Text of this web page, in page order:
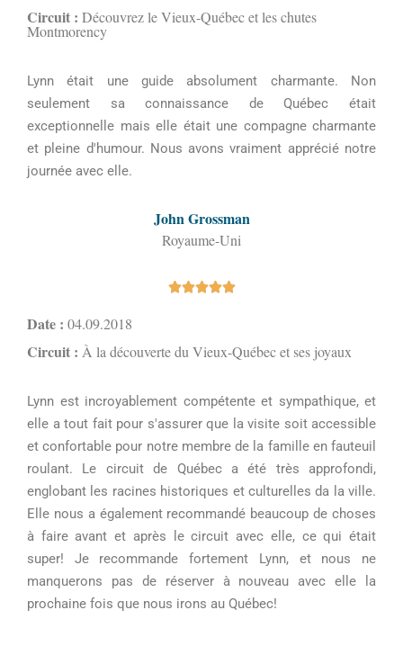
Circuit : Découvrez le Vieux-Québec et les chutes
Montmorency
Lynn était une guide absolument charmante. Non
seulement sa connaissance de Québec était
exceptionnelle mais elle était une compagne charmante
et pleine d'humour. Nous avons vraiment apprécié notre
journée avec elle.
John Grossman
Royaume-Uni

Date : 04.09.2018
Circuit : À la découverte du Vieux-Québec et ses joyaux
Lynn est incroyablement compétente et sympathique, et
elle a tout fait pour s'assurer que la visite soit accessible
et confortable pour notre membre de la famille en fauteuil
roulant. Le circuit de Québec a été très approfondi,
englobant les racines historiques et culturelles da la ville.
Elle nous a également recommandé beaucoup de choses
à faire avant et après le circuit avec elle, ce qui était
super! Je recommande fortement Lynn, et nous ne
manquerons pas de réserver à nouveau avec elle la
prochaine fois que nous irons au Québec!